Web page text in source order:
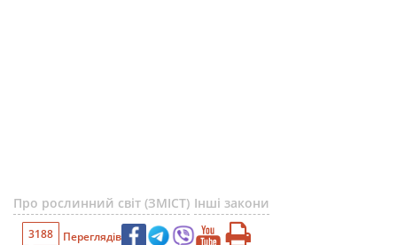
Про рослинний світ (ЗМІСТ) Інші закони
3188 Переглядів